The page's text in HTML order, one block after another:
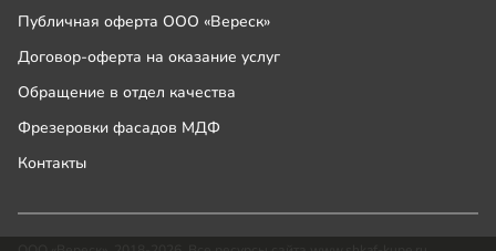
Публичная оферта ООО «Вереск»
Договор-оферта на оказание услуг
Обращение в отдел качества
Фрезеровки фасадов МДФ
Контакты